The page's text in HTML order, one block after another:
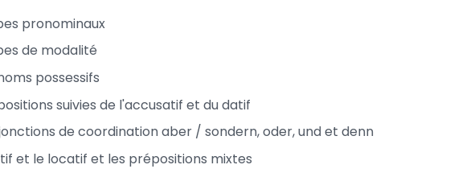
pronominaux
de modalité
possessifs
suivies de l'accusatif et du datif
de coordination aber / sondern, oder, und et denn
et le locatif et les prépositions mixtes